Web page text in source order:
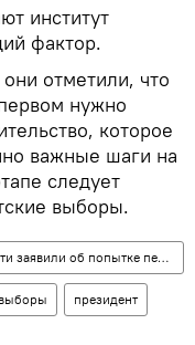
институт
фактор.
отметили, что
нужно
которое
важные шаги на
следует
выборы.
Внутриполитический кризис в Армении: власти заявили об попытке переворота
выборы президент